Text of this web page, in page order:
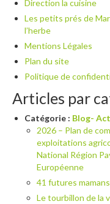
Direction la cuisine
Les petits prés de
l’herbe
Mentions Légales
Plan du site
Politique de
Articles par
Catégorie : Blog-
2026 – Plan de
exploitations
National Région
Européenne
41 futures
Le tourbillon de la